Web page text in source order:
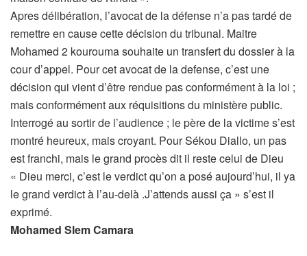
Apres délibération, l’avocat de la défense n’a pas tardé de
remettre en cause cette décision du tribunal. Maitre
Mohamed 2 kourouma souhaite un transfert du dossier à la
cour d’appel. Pour cet avocat de la defense, c’est une
décision qui vient d’être rendue pas conformément à la loi ;
mais conformément aux réquisitions du ministère public.
Interrogé au sortir de l’audience ; le père de la victime s’est
montré heureux, mais croyant. Pour Sékou Diallo, un pas
est franchi, mais le grand procès dit il reste celui de Dieu
« Dieu merci, c’est le verdict qu’on a posé aujourd’hui, il ya
le grand verdict à l’au-delà .J’attends aussi ça » s’est il
exprimé.
Mohamed Slem Camara